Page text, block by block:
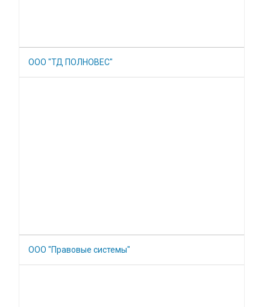
ООО "ТД ПОЛНОВЕС"
ООО "Правовые системы"